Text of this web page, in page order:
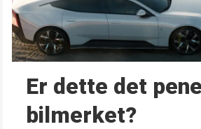
Er dette det
bilmerket?